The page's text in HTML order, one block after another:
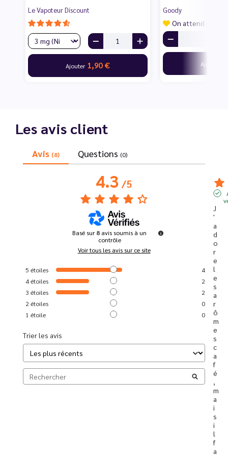
Le Vapoteur Discount
Ajouter 1,90 €
Goody
On attend vos
Ajouter
Les avis client
Avis (8) Questions (0)
4.3/5
Basé sur8 avis soumis à un
contrôle
Voir tous les avis sur ce site
5 étoiles
4
4étoiles
2
3 étoiles
2
2étoiles
0
1 étoile 0
Trier les avis
J
'
a
d
o
r
e
l
e
s
a
r
ô
m
e
s
c
a
f
é
m
a
i
s
i
l
f
a